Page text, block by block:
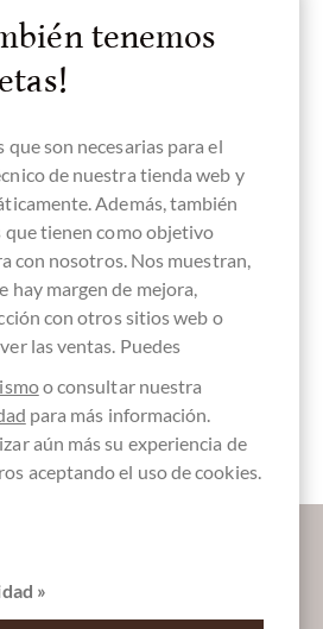
Chocolate
Origen de
Continente de
vegan-
Comercio
Chocolate
justo
tenemos
son necesarias para el
de nuestra tienda web y
Además, también
que tienen como objetivo
con nosotros. Nos muestran,
hay margen de mejora,
con otros sitios web o
las ventas. Puedes
o consultar nuestra
para más información.
aún más su experiencia de
aceptando el uso de cookies.
»